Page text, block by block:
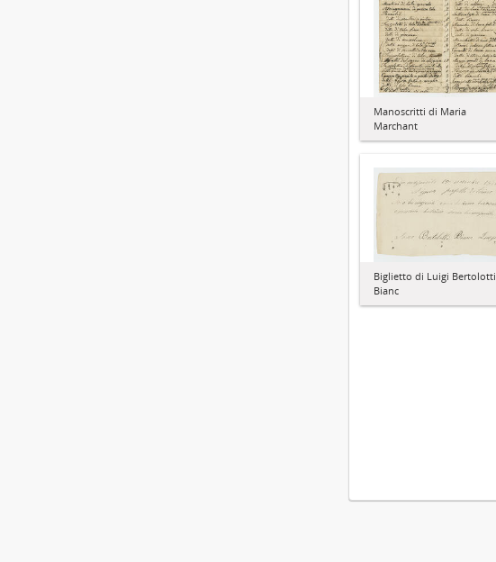
Manoscritti di Maria
Marchant
Biglietto di Luigi Bertolotti
Bianc